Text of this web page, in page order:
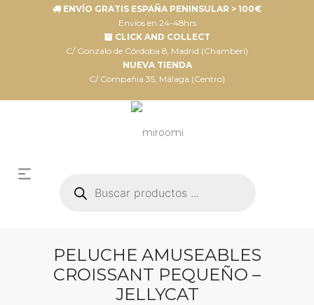
ENVÍO GRATIS ESPAÑA PENINSULAR > 100€
Envíos en 24-48hrs
CLICK AND COLLECT
C/ Gonzalo de Córdoba 8, Madrid (Chamberí)
NUEVA TIENDA
C/ Compañia 35, Málaga (Centro)
productos
PELUCHE AMUSEABLES
CROISSANT PEQUEÑO –
JELLYCAT